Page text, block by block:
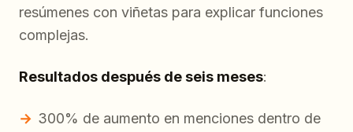
resúmenes con viñetas para explicar funciones
complejas.
Resultados después de seis meses:
300% de aumento en menciones dentro de